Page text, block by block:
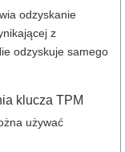
odzyskanie
z
odzyskuje samego
klucza TPM
używać